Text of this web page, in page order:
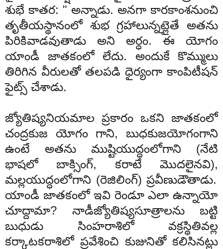
శుభే కాతర: " అన్నాడు. అనగా కారకాంశనుంచి
తృతీయస్థానంలో శుభ గ్రహాలున్నట్లైతే అతను
పిరికివాడవుతాడు
అని అర్ధం. ఈ
యోగం
యాండీ
జాతకంలో లేదు. అందుకే కొమ్ములు
తిరిగిన వీరులతో తలపడి ధైర్యంగా కాంపిటీషన్
ఫైట్స్ చేశాడు.
జ్యోతిష్యనియమాల ప్రకారం ఒకని జాతకంలో
చంద్రకుజ యోగం గాని, బుధకుజయోగంగాని
ఉంటే
అతను ముష్టియుద్ధంలోగాని (నేటి
భాషలో
బాక్సింగ్, కరాటే మొదలైనవి),
మల్లయుద్ధంలోగాని (రెజిలింగ్)ప్రవీణుడౌతాడు.
యాండీ జాతకంలో ఇవి రెండూ ఎలా ఉన్నాయో
చూద్దామా? నాడీజ్యోతిష్యసూత్రాలను
బట్టి
బుధుడు
సింహరాశిలో వక్రస్థితివల్ల
కర్కాటకరాశిలో ప్రవేశించి కుజునితో కలిసినట్లు